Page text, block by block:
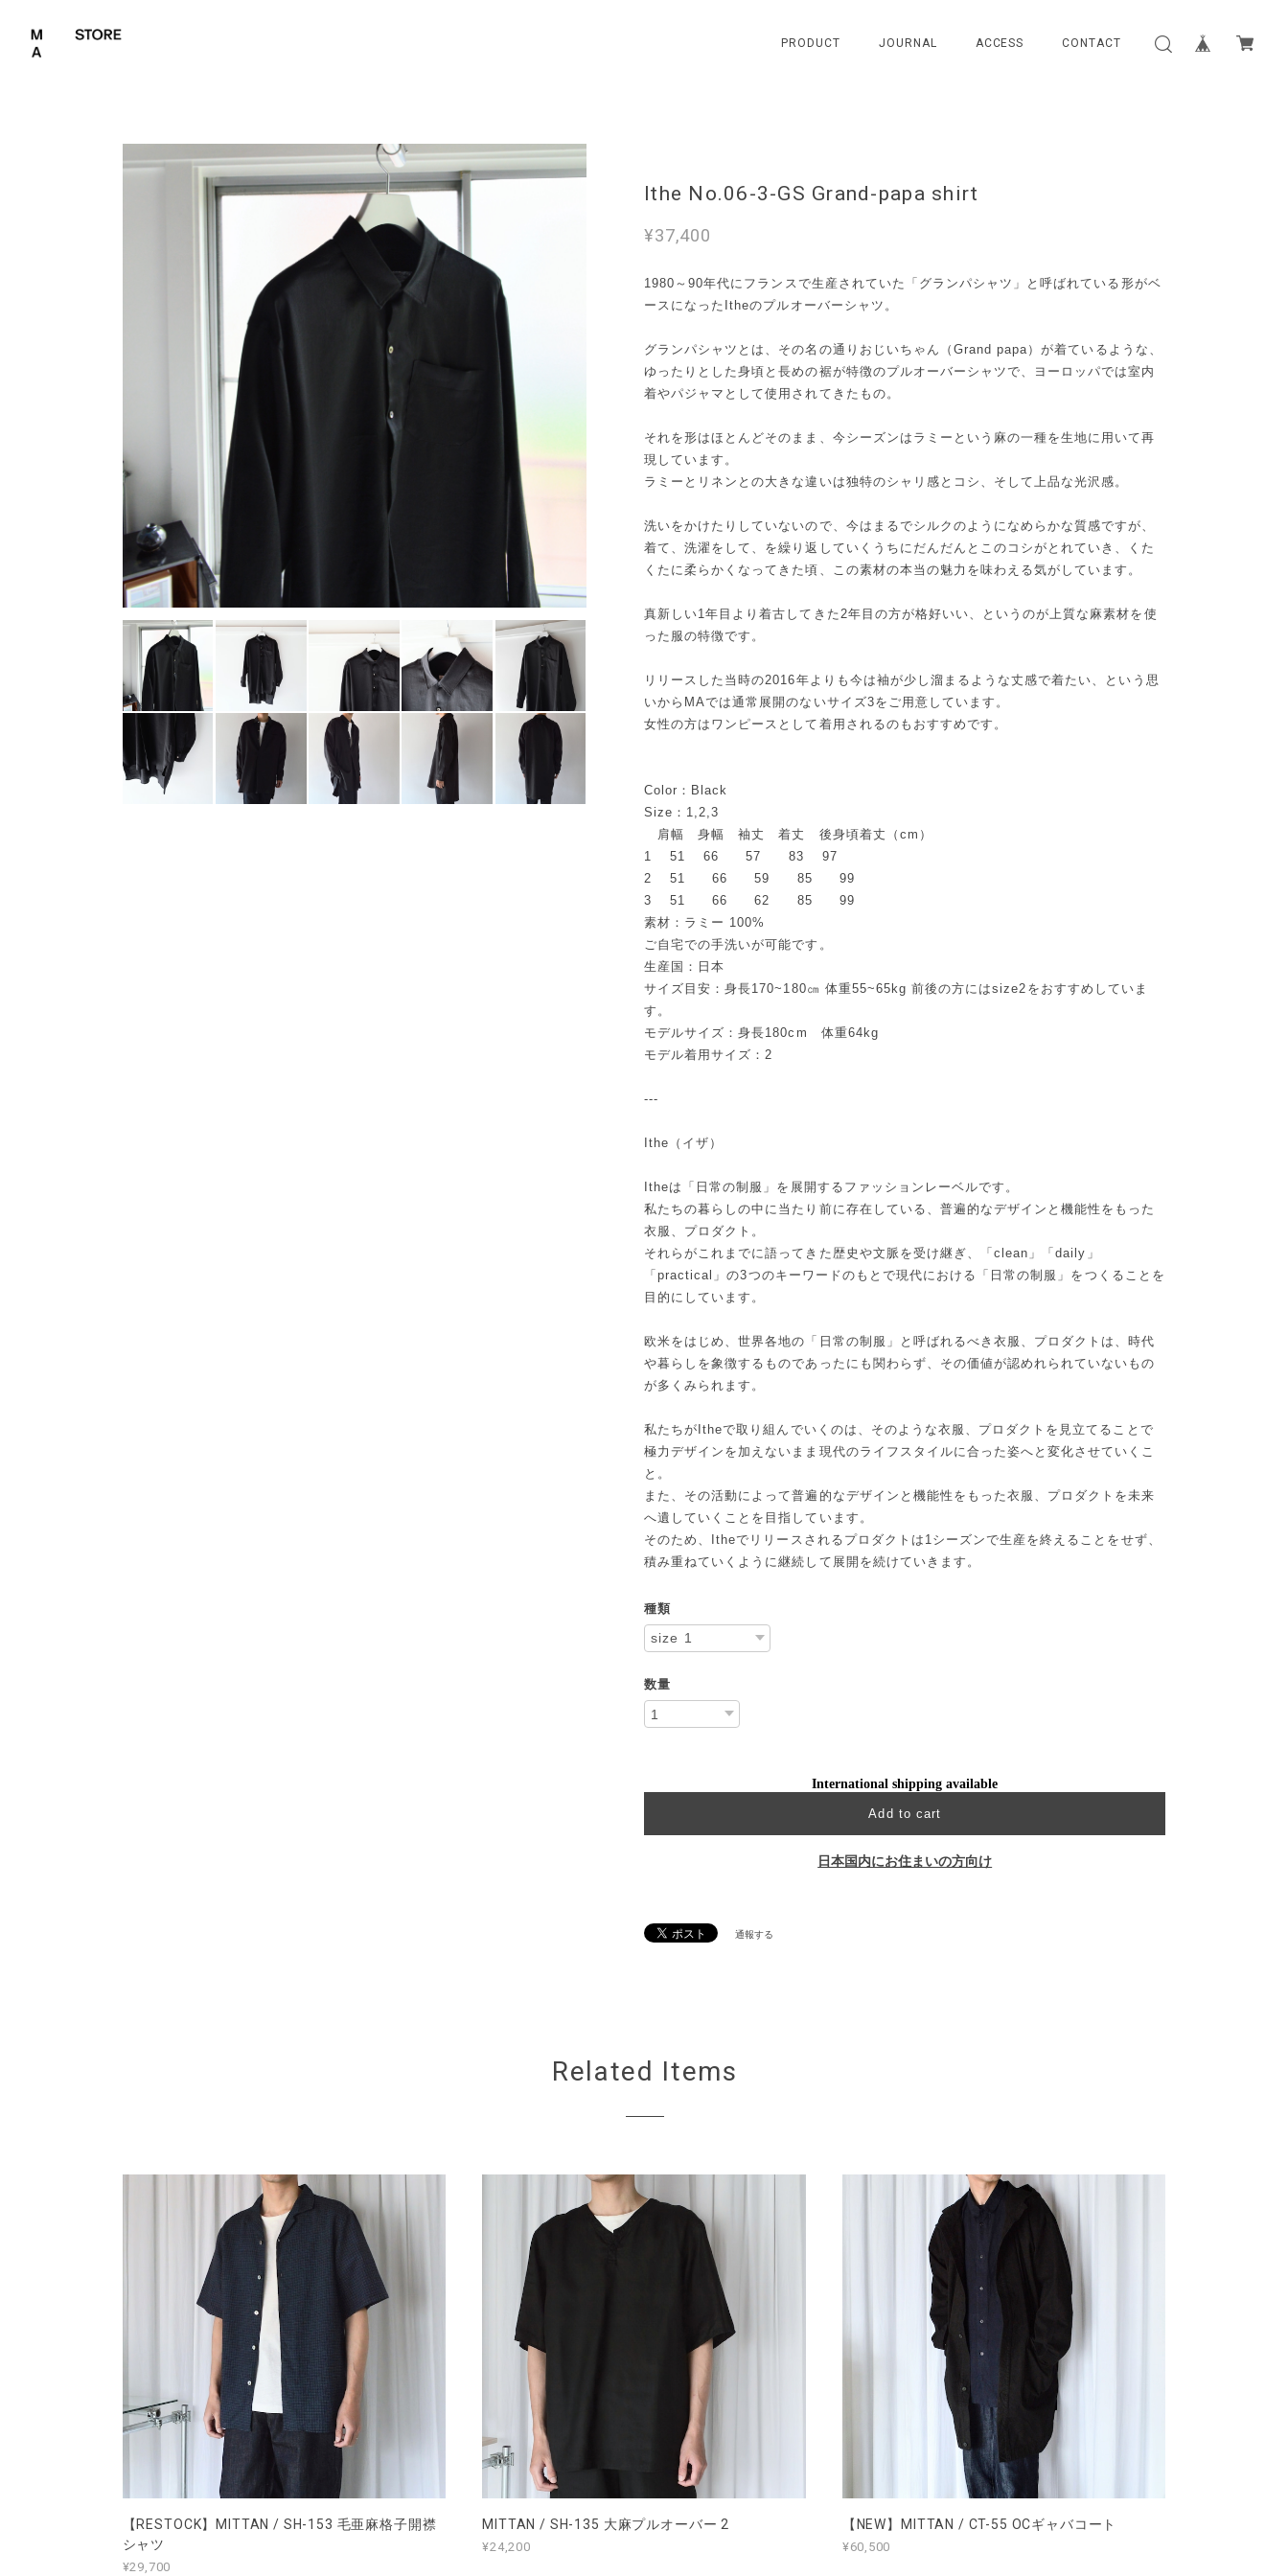
PRODUCT JOURNAL ACCESS CONTACT
Ithe No.06-3-GS Grand-papa shirt
¥37,400
1980～90年代にフランスで生産されていた「グランパシャツ」と呼ばれている形がベ
ースになったItheのプルオーバーシャツ。
グランパシャツとは、その名の通りおじいちゃん（Grand papa）が着ているような、
ゆったりとした身頃と長めの裾が特徴のプルオーバーシャツで、ヨーロッパでは室内
着やパジャマとして使用されてきたもの。
それを形はほとんどそのまま、今シーズンはラミーという麻の一種を生地に用いて再
現しています。
ラミーとリネンとの大きな違いは独特のシャリ感とコシ、そして上品な光沢感。
洗いをかけたりしていないので、今はまるでシルクのようになめらかな質感ですが、
着て、洗濯をして、を繰り返していくうちにだんだんとこのコシがとれていき、くた
くたに柔らかくなってきた頃、この素材の本当の魅力を味わえる気がしています。
真新しい1年目より着古してきた2年目の方が格好いい、というのが上質な麻素材を使
った服の特徴です。
リリースした当時の2016年よりも今は袖が少し溜まるような丈感で着たい、という思
いからMAでは通常展開のないサイズ3をご用意しています。
女性の方はワンピースとして着用されるのもおすすめです。
Color：Black
Size：1,2,3
肩幅 身幅 袖丈 着丈 後身頃着丈（cm）
1 51 66 57 83 97
2 51 66 59 85 99
3 51 66 62 85 99
素材：ラミー 100%
ご自宅での手洗いが可能です。
生産国：日本
サイズ目安：身長170~180㎝ 体重55~65kg 前後の方にはsize2をおすすめしていま
す。
モデルサイズ：身長180cm 体重64kg
モデル着用サイズ：2
---
Ithe（イザ）
Itheは「日常の制服」を展開するファッションレーベルです。
私たちの暮らしの中に当たり前に存在している、普遍的なデザインと機能性をもった
衣服、プロダクト。
それらがこれまでに語ってきた歴史や文脈を受け継ぎ、「clean」「daily」
「practical」の3つのキーワードのもとで現代における「日常の制服」をつくることを
目的にしています。
欧米をはじめ、世界各地の「日常の制服」と呼ばれるべき衣服、プロダクトは、時代
や暮らしを象徴するものであったにも関わらず、その価値が認めれられていないもの
が多くみられます。
私たちがItheで取り組んでいくのは、そのような衣服、プロダクトを見立てることで
極力デザインを加えないまま現代のライフスタイルに合った姿へと変化させていくこ
と。
また、その活動によって普遍的なデザインと機能性をもった衣服、プロダクトを未来
へ遺していくことを目指しています。
そのため、Itheでリリースされるプロダクトは1シーズンで生産を終えることをせず、
積み重ねていくように継続して展開を続けていきます。
種類
数量
International shipping available
Add to cart
日本国内にお住まいの方向け
通報する
Related Items
【RESTOCK】MITTAN / SH-153 毛亜麻格子開襟
シャツ
¥29,700
MITTAN / SH-135 大麻プルオーバー 2
¥24,200
【NEW】MITTAN / CT-55 OCギャバコート
¥60,500